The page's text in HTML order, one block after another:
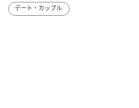
デート・カップル